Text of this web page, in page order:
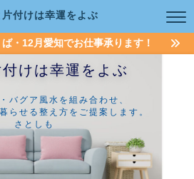
付けは幸運をよぶ
・12月愛知でお仕事承ります！
けは幸運をよぶ
バグア風水を組み合わせ、
らせる整え方をご提案します。
さとしも